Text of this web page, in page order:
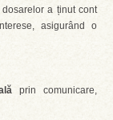
a ținut cont
asigurând o
prin comunicare,